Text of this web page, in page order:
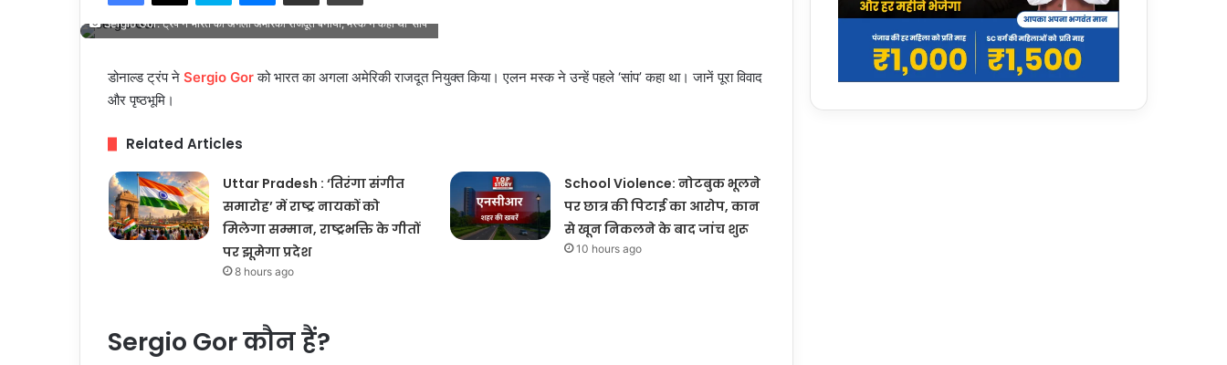
Sergio Gor: ट्रंप ने भारत का अगला अमेरिकी राजदूत बनाया, मस्क ने कहा था ‘सांप’
डोनाल्ड ट्रंप ने Sergio Gor को भारत का अगला अमेरिकी राजदूत नियुक्त किया। एलन मस्क ने उन्हें पहले ‘सांप’ कहा था। जानें पूरा विवाद
और पृष्ठभूमि।
Related Articles
Uttar Pradesh : ‘तिरंगा संगीत
समारोह’ में राष्ट्र नायकों को
मिलेगा सम्मान, राष्ट्रभक्ति के गीतों
पर झूमेगा प्रदेश
8 hours ago
School Violence: नोटबुक भूलने
पर छात्र की पिटाई का आरोप, कान
से खून निकलने के बाद जांच शुरू
10 hours ago
Sergio Gorकौन हैं?